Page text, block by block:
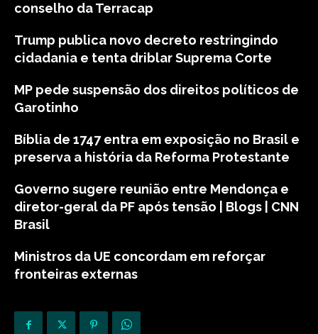
conselho da Terracap
Trump publica novo decreto restringindo
cidadania e tenta driblar Suprema Corte
MP pede suspensão dos direitos políticos de
Garotinho
Bíblia de 1747 entra em exposição no Brasil e
preserva a história da Reforma Protestante
Governo sugere reunião entre Mendonça e
diretor-geral da PF após tensão | Blogs | CNN
Brasil
Ministros da UE concordam em reforçar
fronteiras externas